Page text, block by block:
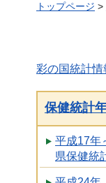
トップページ >
彩の国統計
保健統計
平成17年
県保健統